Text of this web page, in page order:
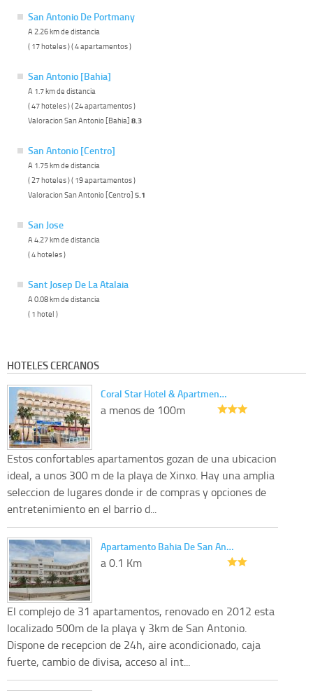
San Antonio De Portmany
A 2.26 km de distancia
( 17 hoteles ) ( 4 apartamentos )
San Antonio [Bahia]
A 1.7 km de distancia
( 47 hoteles ) ( 24 apartamentos )
Valoracion San Antonio [Bahia] 8.3
San Antonio [Centro]
A 1.75 km de distancia
( 27 hoteles ) ( 19 apartamentos )
Valoracion San Antonio [Centro] 5.1
San Jose
A 4.27 km de distancia
( 4 hoteles )
Sant Josep De La Atalaia
A 0.08 km de distancia
( 1 hotel )
HOTELES CERCANOS
Coral Star Hotel & Apartmen…
a menos de 100m
Estos confortables apartamentos gozan de una ubicacion
ideal, a unos 300 m de la playa de Xinxo. Hay una amplia
seleccion de lugares donde ir de compras y opciones de
entretenimiento en el barrio d...
Apartamento Bahia De San An…
a 0.1 Km
El complejo de 31 apartamentos, renovado en 2012 esta
localizado 500m de la playa y 3km de San Antonio.
Dispone de recepcion de 24h, aire acondicionado, caja
fuerte, cambio de divisa, acceso al int...